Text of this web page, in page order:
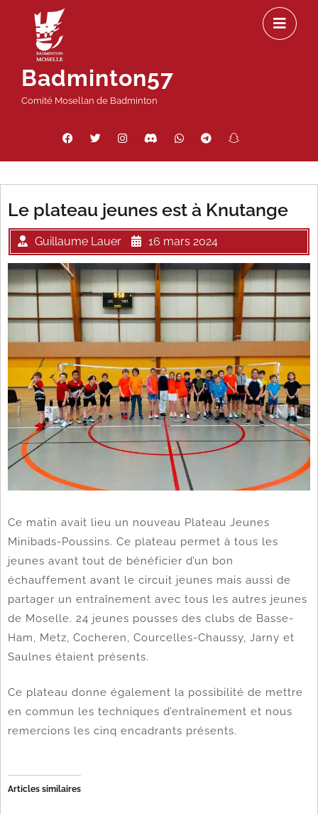
contenu
Badminton57
Comité Mosellan de Badminton
Facebook
Twitter InstagramDiscordWhatsAppTelegram
Le plateau jeunes est à Knutange
Guillaume Lauer 16 mars 2024
Ce matin avait lieu un nouveau Plateau Jeunes
Minibads-Poussins. Ce plateau permet à tous les
jeunes avant tout de bénéficier d’un bon
échauffement avant le circuit jeunes mais aussi de
partager un entraînement avec tous les autres jeunes
de Moselle. 24 jeunes pousses des clubs de Basse-
Ham, Metz, Cocheren, Courcelles-Chaussy, Jarny et
Saulnes étaient présents.
Ce plateau donne également la possibilité de mettre
en commun les techniques d’entraînement et nous
remercions les cinq encadrants présents.
Articles similaires